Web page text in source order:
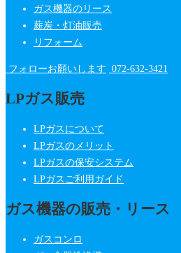
ガス機器のリース
薪炭・灯油販売
リフォーム
フォローお願いします 072-632-3421
LPガス販売
LPガスについて
LPガスのメリット
LPガスの保安システム
LPガスご利用ガイド
ガス機器の販売・リース
ガスコンロ